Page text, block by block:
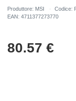
Produttore: MSI Codice:
EAN: 4711377273770
80.57 €